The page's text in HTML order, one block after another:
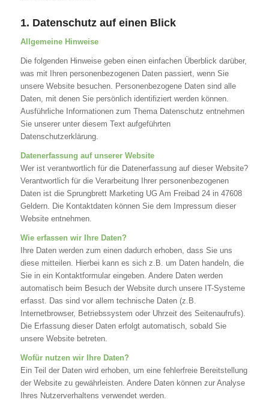
1. Datenschutz auf einen Blick
Allgemeine Hinweise
Die folgenden Hinweise geben einen einfachen Überblick darüber,
was mit Ihren personenbezogenen Daten passiert, wenn Sie
unsere Website besuchen. Personenbezogene Daten sind alle
Daten, mit denen Sie persönlich identifiziert werden können.
Ausführliche Informationen zum Thema Datenschutz entnehmen
Sie unserer unter diesem Text aufgeführten
Datenschutzerklärung.
Datenerfassung auf unserer Website
Wer ist verantwortlich für die Datenerfassung auf dieser Website?
Verantwortlich für die Verarbeitung Ihrer personenbezogenen
Daten ist die Sprungbrett Marketing UG Am Freibad 24 in 47608
Geldern. Die Kontaktdaten können Sie dem Impressum dieser
Website entnehmen.
Wie erfassen wir Ihre Daten?
Ihre Daten werden zum einen dadurch erhoben, dass Sie uns
diese mitteilen. Hierbei kann es sich z.B. um Daten handeln, die
Sie in ein Kontaktformular eingeben. Andere Daten werden
automatisch beim Besuch der Website durch unsere IT-Systeme
erfasst. Das sind vor allem technische Daten (z.B.
Internetbrowser, Betriebssystem oder Uhrzeit des Seitenaufrufs).
Die Erfassung dieser Daten erfolgt automatisch, sobald Sie
unsere Website betreten.
Wofür nutzen wir Ihre Daten?
Ein Teil der Daten wird erhoben, um eine fehlerfreie Bereitstellung
der Website zu gewährleisten. Andere Daten können zur Analyse
Ihres Nutzerverhaltens verwendet werden.